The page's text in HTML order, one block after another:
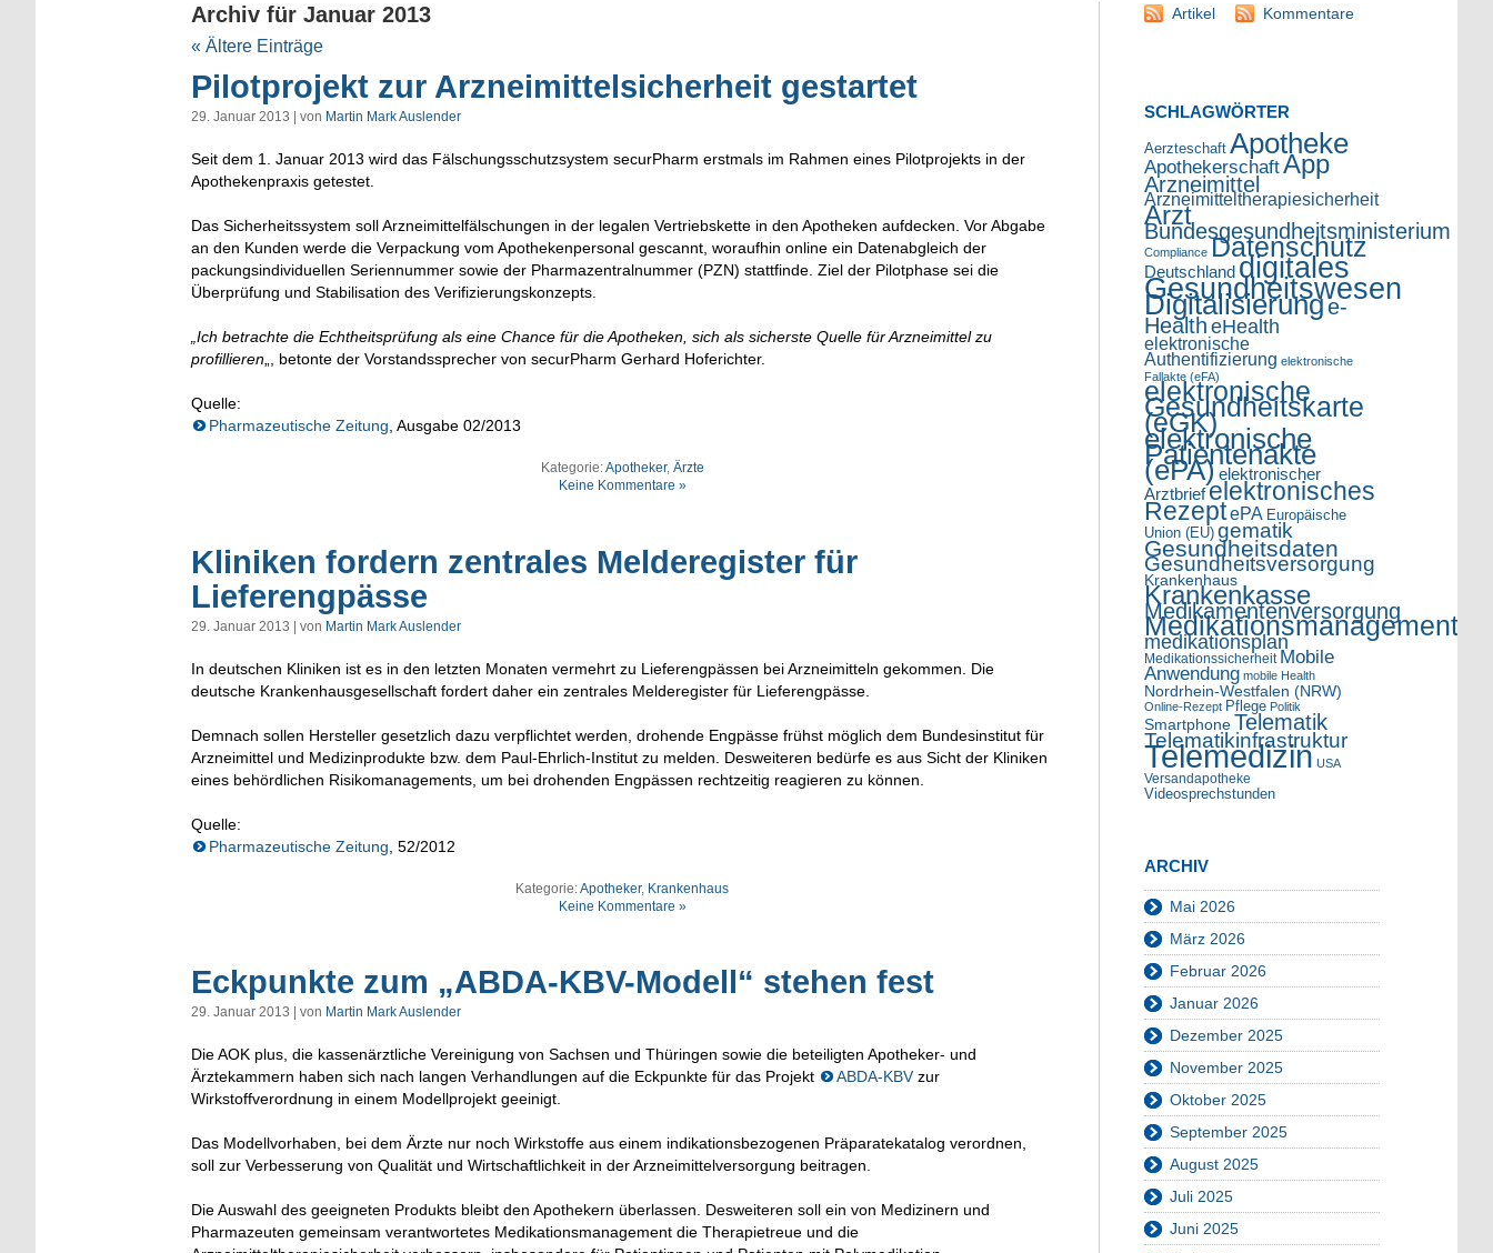
Archiv für Januar 2013
« Ältere Einträge
Pilotprojekt zur Arzneimittelsicherheit gestartet
29. Januar 2013 | von Martin Mark Auslender
Seit dem 1. Januar 2013 wird das Fälschungsschutzsystem securPharm erstmals im Rahmen eines Pilotprojekts in der
Apothekenpraxis getestet.
Das Sicherheitssystem soll Arzneimittelfälschungen in der legalen Vertriebskette in den Apotheken aufdecken. Vor Abgabe
an den Kunden werde die Verpackung vom Apothekenpersonal gescannt, woraufhin online ein Datenabgleich der
packungsindividuellen Seriennummer sowie der Pharmazentralnummer (PZN) stattfinde. Ziel der Pilotphase sei die
Überprüfung und Stabilisation des Verifizierungskonzepts.
„Ich betrachte die Echtheitsprüfung als eine Chance für die Apotheken, sich als sicherste Quelle für Arzneimittel zu
profillieren„, betonte der Vorstandssprecher von securPharm Gerhard Hoferichter.
Quelle:
Pharmazeutische Zeitung, Ausgabe 02/2013
Kategorie:Apotheker, Ärzte
Keine Kommentare »
Kliniken fordern zentrales Melderegister für
Lieferengpässe
29. Januar 2013 | von Martin Mark Auslender
In deutschen Kliniken ist es in den letzten Monaten vermehrt zu Lieferengpässen bei Arzneimitteln gekommen. Die
deutsche Krankenhausgesellschaft fordert daher ein zentrales Melderegister für Lieferengpässe.
Demnach sollen Hersteller gesetzlich dazu verpflichtet werden, drohende Engpässe frühst möglich dem Bundesinstitut für
Arzneimittel und Medizinprodukte bzw. dem Paul-Ehrlich-Institut zu melden. Desweiteren bedürfe es aus Sicht der Kliniken
eines behördlichen Risikomanagements, um bei drohenden Engpässen rechtzeitig reagieren zu können.
Quelle:
Pharmazeutische Zeitung , 52/2012
Kategorie:Apotheker, Krankenhaus
Keine Kommentare »
Eckpunkte zum „ABDA-KBV-Modell“ stehen fest
29. Januar 2013 | von Martin Mark Auslender
Die AOK plus, die kassenärztliche Vereinigung von Sachsen und Thüringen sowie die beteiligten Apotheker- und
Ärztekammern haben sich nach langen Verhandlungen auf die Eckpunkte für das Projekt
ABDA-KBV zur
Wirkstoffverordnung in einem Modellprojekt geeinigt.
Das Modellvorhaben, bei dem Ärzte nur noch Wirkstoffe aus einem indikationsbezogenen Präparatekatalog verordnen,
soll zur Verbesserung von Qualität und Wirtschaftlichkeit in der Arzneimittelversorgung beitragen.
Die Auswahl des geeigneten Produkts bleibt den Apothekern überlassen. Desweiteren soll ein von Medizinern und
Pharmazeuten gemeinsam verantwortetes Medikationsmanagement die Therapietreue und die
Artikel Kommentare
SCHLAGWÖRTER
Aerzteschaft Apotheke
ApothekerschaftApp
Arzneimittel
Arzneimitteltherapiesicherheit
Arzt
Bundesgesundheitsministerium
Compliance Datenschutz
Deutschlanddigitales
Gesundheitswesen
Digitalisierunge-
Health eHealth
elektronische
Authentifizierung elektronische
Fallakte (eFA)
elektronische
Gesundheitskarte
(eGK)
elektronische
Patientenakte
(ePA) elektronischer
Arztbriefelektronisches
RezeptePA Europäische
Union (EU) gematik
Gesundheitsdaten
Gesundheitsversorgung
Krankenhaus
Krankenkasse
Medikamentenversorgung
Medikationsmanagement
medikationsplan
Medikationssicherheit Mobile
Anwendung mobile Health
Nordrhein-Westfalen (NRW)
Online-Rezept Pflege Politik
Smartphone Telematik
Telematikinfrastruktur
Telemedizin USA
Versandapotheke
Videosprechstunden
ARCHIV
Mai 2026
März 2026
Februar 2026
Januar 2026
Dezember 2025
November 2025
Oktober 2025
September 2025
August 2025
Juli 2025
Juni 2025